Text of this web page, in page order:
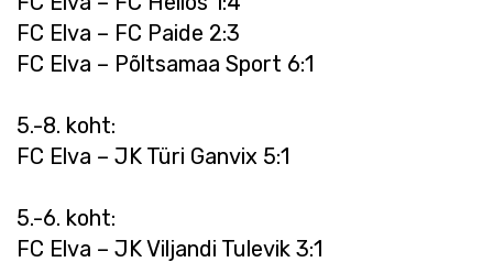
FC Elva – FC Paide 2:3
FC Elva – Põltsamaa Sport 6:1
5.-8. koht:
FC Elva – JK Türi Ganvix 5:1
5.-6. koht:
FC Elva – JK Viljandi Tulevik 3:1